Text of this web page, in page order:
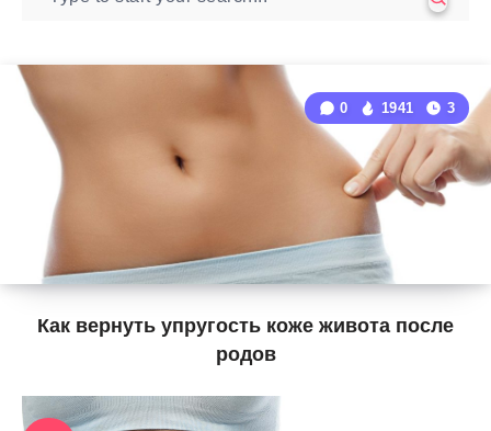
Как вернуть упругость коже живота после
родов
0 1941 3